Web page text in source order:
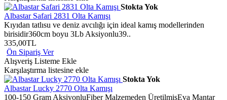
Stokta Yok
Albastar Safari 2831 Olta Kamışı
Kıyıdan tatlısu ve deniz avcılığı için ideal kamış modellerinden
birisidir360cm boyu 3Lb Aksiyonlu39..
335,00TL
Ön Sipariş Ver
Alışveriş Listeme Ekle
Karşılaştırma listesine ekle
Stokta Yok
Albastar Lucky 2770 Olta Kamışı
100-150 Gram AksiyonluFiber Malzemeden ÜretilmişEva Mantar